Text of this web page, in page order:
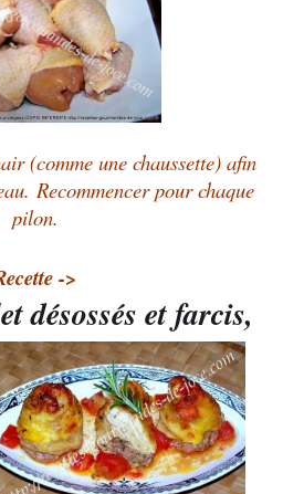
(comme une chaussette) afin
Recommencer pour chaque
pilon.
->
désossés et farcis,